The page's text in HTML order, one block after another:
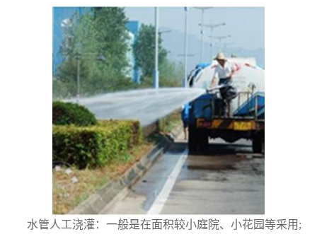
水管人工浇灌：一般是在面积较小庭院、小花园等采用;